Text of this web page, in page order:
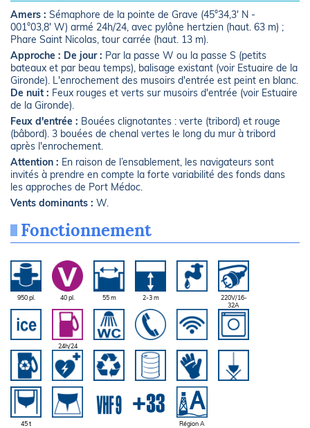
Amers : Sémaphore de la pointe de Grave (45°34,3' N -
001°03,8' W) armé 24h/24, avec pylône hertzien (haut. 63 m) ;
Phare Saint Nicolas, tour carrée (haut. 13 m).
Approche : De jour : Par la passe W ou la passe S (petits
bateaux et par beau temps), balisage existant (voir Estuaire de la
Gironde). L'enrochement des musoirs d'entrée est peint en blanc.
De nuit : Feux rouges et verts sur musoirs d'entrée (voir Estuaire
de la Gironde).
Feux d'entrée : Bouées clignotantes : verte (tribord) et rouge
(bâbord). 3 bouées de chenal vertes le long du mur à tribord
après l'enrochement.
Attention : En raison de l’ensablement, les navigateurs sont
invités à prendre en compte la forte variabilité des fonds dans
les approches de Port Médoc.
Vents dominants : W.
Fonctionnement
950 pl. 40 pl. 55 m 2-3 m
220V/16-
32A
24h/24
45 t Région A